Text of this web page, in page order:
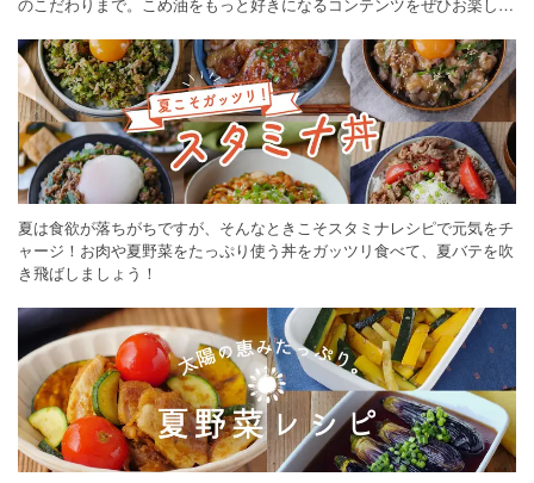
のこだわりまで。こめ油をもっと好きになるコンテンツをぜひお楽しみ
夏は食欲が落ちがちですが、そんなときこそスタミナレシピで元気をチ
ャージ！お肉や夏野菜をたっぷり使う丼をガッツリ食べて、夏バテを吹
き飛ばしましょう！